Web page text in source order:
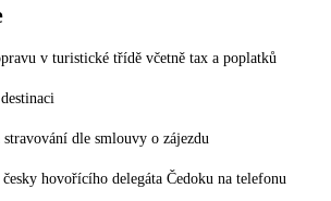
v turistické třídě včetně tax a poplatků
dle smlouvy o zájezdu
hovořícího delegáta Čedoku na telefonu